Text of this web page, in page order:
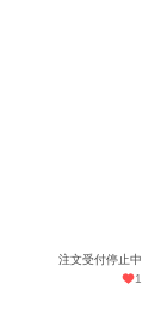
注文受付停止中
1